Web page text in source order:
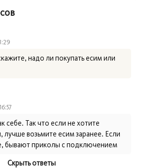
надо ли покупать есим или
себе. Так что если не хотите
лучше возьмите есим заранее. Если
бывают приколы с подключением
Скрыть ответы